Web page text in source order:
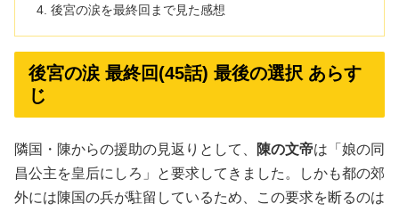
後宮の涙を最終回まで見た感想
後宮の涙 最終回(45話) 最後の選択 あらす
じ
隣国・陳からの援助の見返りとして、 陳の文帝は「娘の同
昌公主を皇后にしろ」と要求してきました。しかも都の郊
外には陳国の兵が駐留しているため、この要求を断るのは